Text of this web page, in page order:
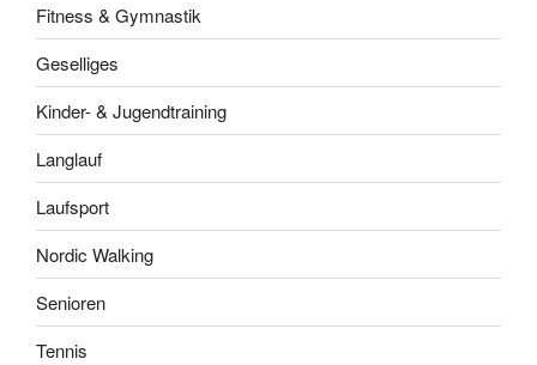
Fitness & Gymnastik
Geselliges
Kinder- & Jugendtraining
Langlauf
Laufsport
Nordic Walking
Senioren
Tennis